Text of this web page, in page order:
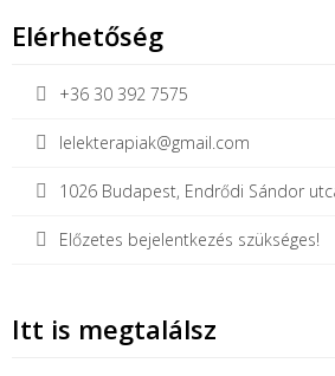
Elérhetőség
+36 30 392 7575
lelekterapiak@gmail.com
1026 Budapest, Endrődi Sándor
Előzetes bejelentkezés szükséges!
Itt is megtalálsz